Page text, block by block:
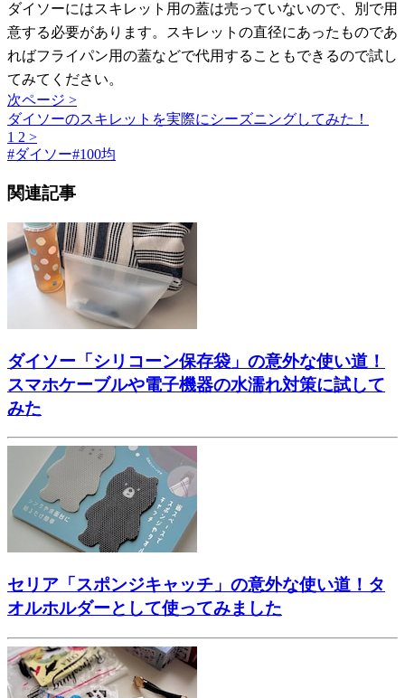
ダイソーにはスキレット用の蓋は売っていないので、別で用
意する必要があります。スキレットの直径にあったものであ
ればフライパン用の蓋などで代用することもできるので試し
てみてください。
次ページ >
ダイソーのスキレットを実際にシーズニングしてみた！
1 2 >
#ダイソー#100均
関連記事
ダイソー「シリコーン保存袋」の意外な使い道！
スマホケーブルや電子機器の水濡れ対策に試して
みた
セリア「スポンジキャッチ」の意外な使い道！タ
オルホルダーとして使ってみました